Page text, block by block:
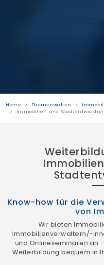
Home Themenwelten
Immobilien und
Know-how für die
von
Wir bieten
Immobilienverwaltern/-
und Onlineseminaren an
Weiterbildung bequem in